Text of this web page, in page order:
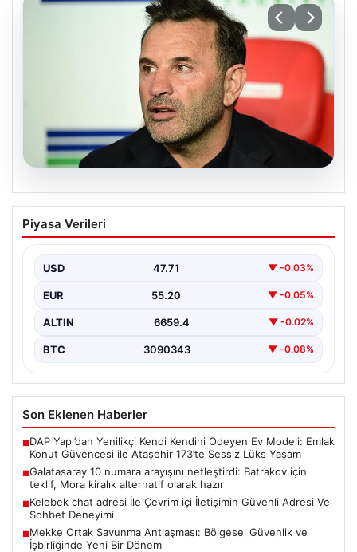
Galatasaray 10 numara arayışını
netleştirdi: Batrakov için teklif, Mora
Galatasaray yönetimi, yaratıcı oyun kurucu arayışında
Piyasa Verileri
USD 47.71 ▼ -0.03%
EUR 55.20 ▼ -0.05%
ALTIN 6659.4 ▼ -0.02%
BTC 3090343 ▼ -0.08%
Son Eklenen Haberler
■DAP Yapı’dan Yenilikçi Kendi Kendini Ödeyen Ev Modeli: Emlak
Konut Güvencesi ile Ataşehir 173’te Sessiz Lüks Yaşam
■Galatasaray 10 numara arayışını netleştirdi: Batrakov için
teklif, Mora kiralık alternatif olarak hazır
■Kelebek chat adresi İle Çevrim içi İletişimin Güvenli Adresi Ve
Sohbet Deneyimi
■Mekke Ortak Savunma Antlaşması: Bölgesel Güvenlik ve
İşbirliğinde Yeni Bir Dönem